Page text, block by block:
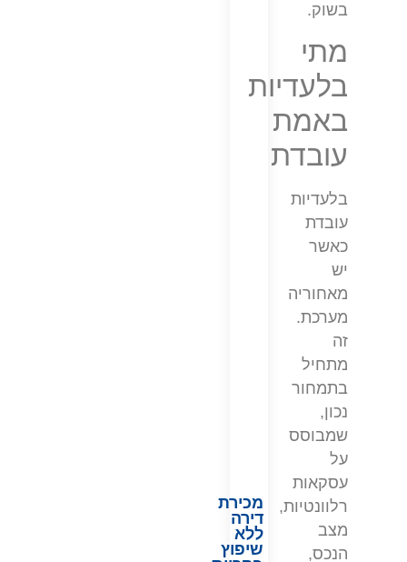
בשוק.
מתי
בלעדיות
באמת
עובדת
בלעדיות
עובדת
כאשר
יש
מאחוריה
מערכת.
זה
מתחיל
בתמחור
נכון,
שמבוסס
על
עסקאות
רלוונטיות,
מצב
הנכס,
מכירת
דירה
ללא
שיפוץ